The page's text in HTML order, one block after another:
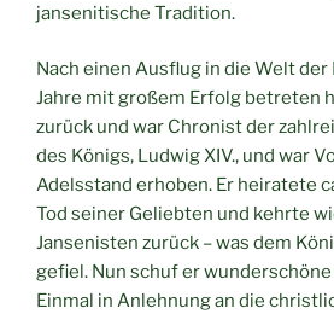
jansenitische Tradition.
Nach einen Ausflug in die Welt der
Jahre mit großem Erfolg betreten
zurück und war Chronist der
des Königs, Ludwig XIV., und war
Adelsstand erhoben. Er heiratete
Tod seiner Geliebten und kehrte
Jansenisten zurück – was dem
gefiel. Nun schuf er
Einmal in Anlehnung an die